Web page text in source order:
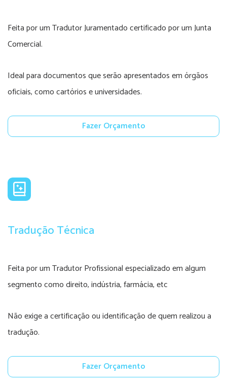
Feita por um Tradutor Juramentado certificado por um Junta
Comercial.
Ideal para documentos que serão apresentados em órgãos
oficiais, como cartórios e universidades.
Fazer Orçamento
Tradução Técnica
Feita por um Tradutor Profissional especializado em algum
segmento como direito, indústria, farmácia, etc
Não exige a certificação ou identificação de quem realizou a
tradução.
Fazer Orçamento